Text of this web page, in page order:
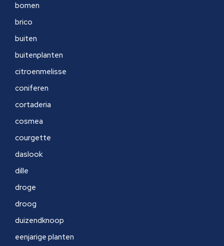
bomen
brico
buiten
buitenplanten
citroenmelisse
coniferen
cortaderia
cosmea
courgette
daslook
dille
droge
droog
duizendknoop
eenjarige planten